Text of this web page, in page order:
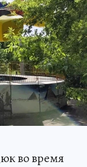
во время